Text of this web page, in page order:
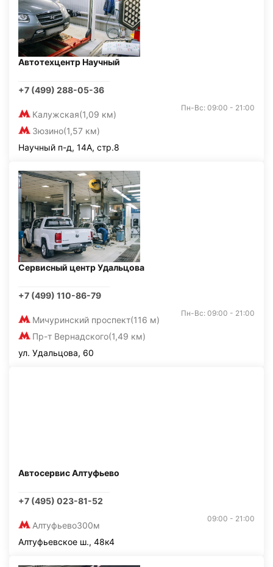
Автотехцентр Научный
+7 (499) 288-05-36
Калужская(1,09 км)
Зюзино(1,57 км)
Пн-Вс: 09:00 - 21:00
Научный п-д, 14А, стр.8
Сервисный центр Удальцова
+7 (499) 110-86-79
Мичуринский проспект(116 м)
Пр-т Вернадского(1,49 км)
Пн-Вс: 09:00 - 21:00
ул. Удальцова, 60
Автосервис Алтуфьево
+7 (495) 023-81-52
Алтуфьево300м
09:00 - 21:00
Алтуфьевское ш., 48к4